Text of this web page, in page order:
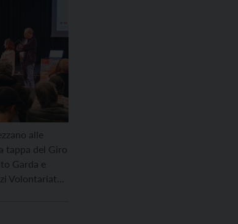
alle
tappa del Giro
Garda e
Volontariato